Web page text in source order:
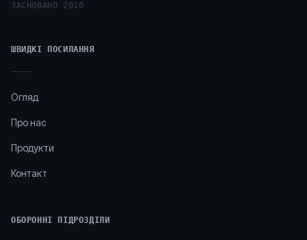
ЗАСНОВАНО 2010
ШВИДКІ ПОСИЛАННЯ
Огляд
Про нас
Продукти
Контакт
ОБОРОННІ ПІДРОЗДІЛИ